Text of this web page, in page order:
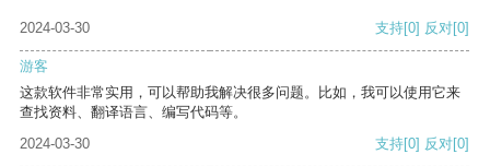
2024-03-30 支持[0] 反对[0]
游客
这款软件非常实用，可以帮助我解决很多问题。比如，我可以使用它来
查找资料、翻译语言、编写代码等。
2024-03-30
支持[0] 反对[0]